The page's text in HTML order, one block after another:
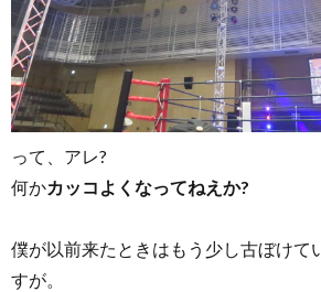
って、アレ?
何かカッコよくなってねえか?
僕が以前来たときはもう少し古ぼけて
すが。